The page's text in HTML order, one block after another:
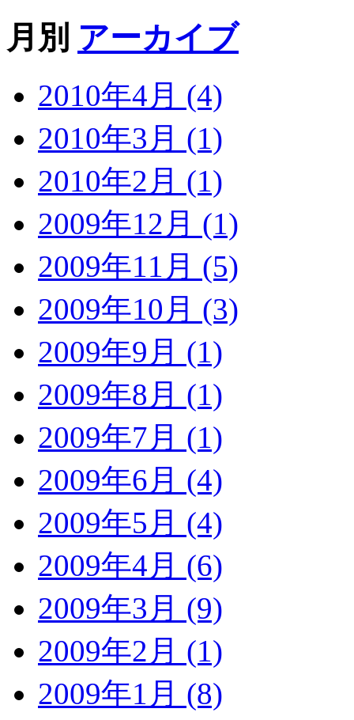
月別 アーカイブ
2010年4月 (4)
2010年3月 (1)
2010年2月 (1)
2009年12月 (1)
2009年11月 (5)
2009年10月 (3)
2009年9月 (1)
2009年8月 (1)
2009年7月 (1)
2009年6月 (4)
2009年5月 (4)
2009年4月 (6)
2009年3月 (9)
2009年2月 (1)
2009年1月 (8)